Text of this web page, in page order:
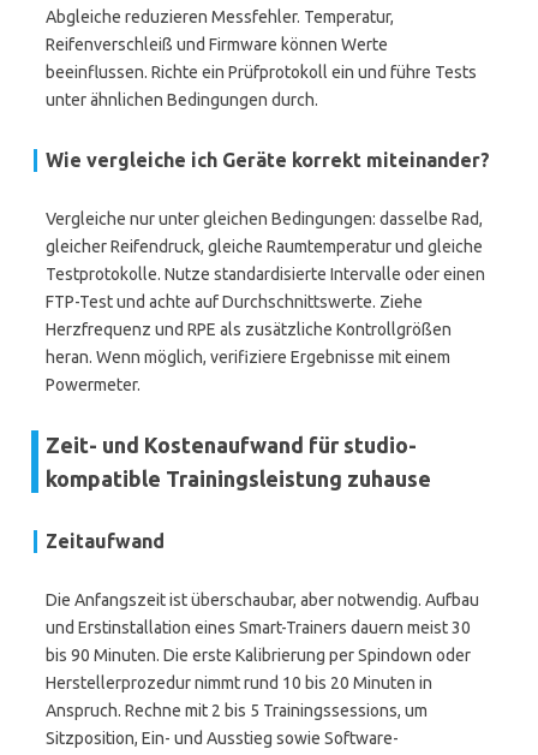
Abgleiche reduzieren Messfehler. Temperatur,
Reifenverschleiß und Firmware können Werte
beeinflussen. Richte ein Prüfprotokoll ein und führe Tests
unter ähnlichen Bedingungen durch.
Wie vergleiche ich Geräte korrekt miteinander?
Vergleiche nur unter gleichen Bedingungen: dasselbe Rad,
gleicher Reifendruck, gleiche Raumtemperatur und gleiche
Testprotokolle. Nutze standardisierte Intervalle oder einen
FTP-Test und achte auf Durchschnittswerte. Ziehe
Herzfrequenz und RPE als zusätzliche Kontrollgrößen
heran. Wenn möglich, verifiziere Ergebnisse mit einem
Powermeter.
Zeit- und Kostenaufwand für studio-
kompatible Trainingsleistung zuhause
Zeitaufwand
Die Anfangszeit ist überschaubar, aber notwendig. Aufbau
und Erstinstallation eines Smart-Trainers dauern meist 30
bis 90 Minuten. Die erste Kalibrierung per Spindown oder
Herstellerprozedur nimmt rund 10 bis 20 Minuten in
Anspruch. Rechne mit 2 bis 5 Trainingssessions, um
Sitzposition, Ein- und Ausstieg sowie Software-